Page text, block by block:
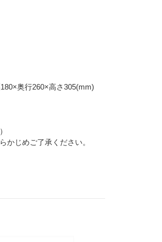
奥行260×高さ305(mm)
かじめご了承ください。